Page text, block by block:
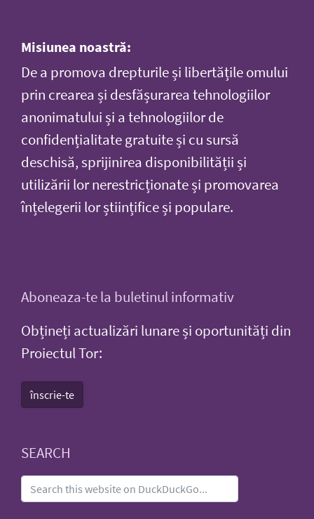
Misiunea noastră:
De a promova drepturile și libertățile omului
prin crearea și desfășurarea tehnologiilor
anonimatului și a tehnologiilor de
confidențialitate gratuite și cu sursă
deschisă, sprijinirea disponibilității și
utilizării lor nerestricționate și promovarea
înțelegerii lor științifice și populare.
Aboneaza-te la buletinul informativ
Obțineți actualizări lunare și oportunități din
Proiectul Tor:
înscrie-te
SEARCH